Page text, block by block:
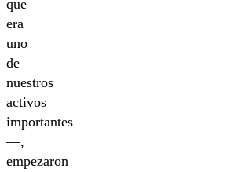
que
era
uno
de
nuestros
activos
importantes
—,
empezaron